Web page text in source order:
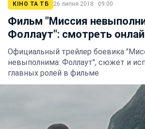
КІНО ТА ТБ 26 липня 2018 · 09:00
Фильм "Миссия
Фоллаут": смотреть
Официальный трейлер боевика
невыполнима: Фоллаут", сюжет и
главных ролей в фильме